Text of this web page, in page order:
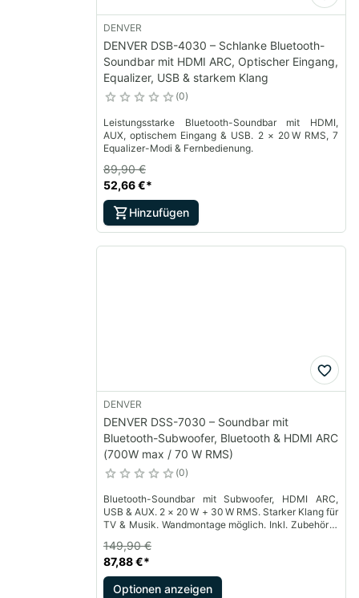
DENVER
DENVER DSB-4030 – Schlanke Bluetooth-
Soundbar mit HDMI ARC, Optischer Eingang,
Equalizer, USB & starkem Klang
0
Leistungsstarke Bluetooth-Soundbar mit HDMI,
AUX, optischem Eingang & USB. 2 × 20 W RMS, 7
Equalizer-Modi & Fernbedienung.
52,66 €*
89,90 €
Hinzufügen
DENVER
DENVER DSS-7030 – Soundbar mit
Bluetooth-Subwoofer, Bluetooth & HDMI ARC
(700W max / 70 W RMS)
0
Bluetooth-Soundbar mit Subwoofer, HDMI ARC,
USB & AUX. 2 × 20 W + 30 W RMS. Starker Klang für
TV & Musik. Wandmontage möglich. Inkl. Zubehör &
87,88 €*
149,90 €
Optionen anzeigen